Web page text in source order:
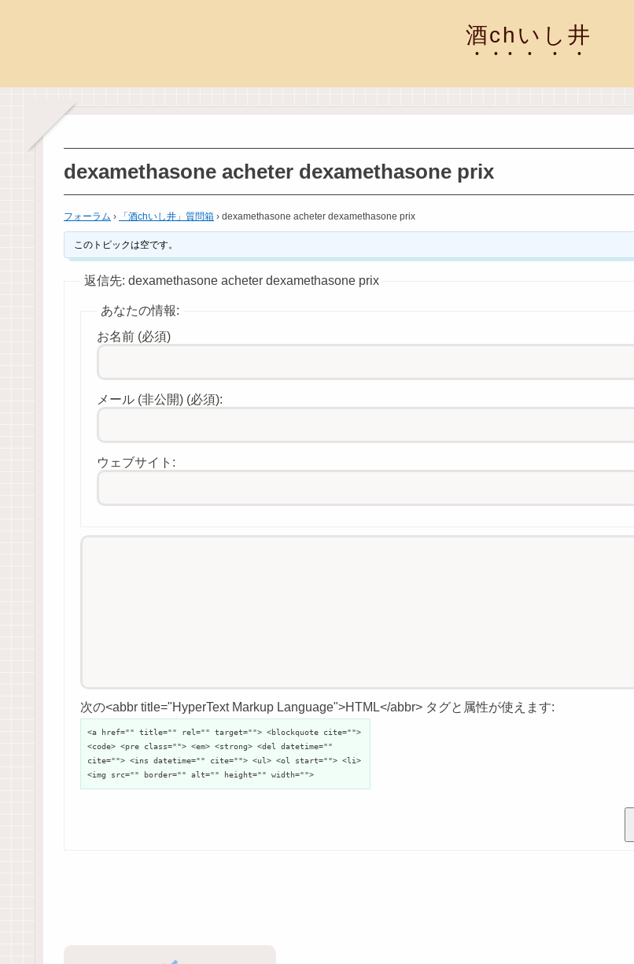
酒chいし井
dexamethasone acheter dexamethasone prix
フォーラム › 「酒chいし井」質問箱 › dexamethasone acheter dexamethasone prix
このトピックは空です。
返信先: dexamethasone acheter dexamethasone prix
あなたの情報:
お名前 (必須)
メール (非公開) (必須):
ウェブサイト:
次の<abbr title="HyperText Markup Language">HTML</abbr> タグと属性が使えます:
<a href="" title="" rel="" target=""> <blockquote cite="">
<code> <pre class=""> <em> <strong> <del datetime=""
cite=""> <ins datetime="" cite=""> <ul> <ol start=""> <li>
<img src="" border="" alt="" height="" width="">